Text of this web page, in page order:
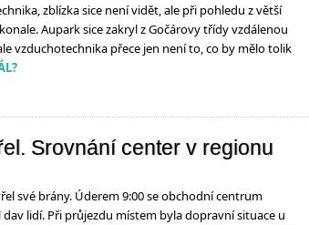
zblízka sice není vidět, ale při pohledu z větší
Aupark sice zakryl z Gočárovy třídy vzdálenou
vzduchotechnika přece jen není to, co by mělo tolik
Srovnání center v regionu
své brány. Úderem 9:00 se obchodní centrum
lidí. Při průjezdu místem byla dopravní situace u